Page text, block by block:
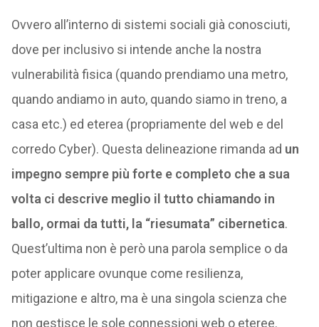
Ovvero all’interno di sistemi sociali già conosciuti,
dove per inclusivo si intende anche la nostra
vulnerabilità fisica (quando prendiamo una metro,
quando andiamo in auto, quando siamo in treno, a
casa etc.) ed eterea (propriamente del web e del
corredo Cyber). Questa delineazione rimanda ad un
impegno sempre più forte e completo che a sua
volta ci descrive meglio il tutto chiamando in
ballo, ormai da tutti, la “riesumata” cibernetica.
Quest’ultima non è però una parola semplice o da
poter applicare ovunque come resilienza,
mitigazione e altro, ma è una singola scienza che
non gestisce le sole connessioni web o eteree.